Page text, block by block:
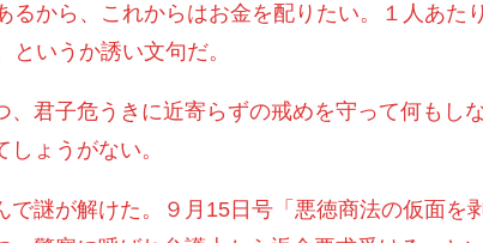
から、これからはお金を配りたい。１人あたり
いうか誘い文句だ。
君子危うきに近寄らずの戒めを守って何もし
ょうがない。
謎が解けた。９月15日号「悪徳商法の仮面を剥